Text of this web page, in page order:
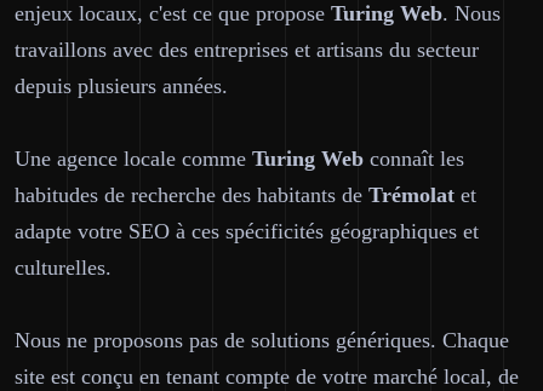
enjeux locaux, c'est ce que propose Turing Web. Nous
travaillons avec des entreprises et artisans du secteur
depuis plusieurs années.
Une agence locale comme Turing Web connaît les
habitudes de recherche des habitants de Trémolat et
adapte votre SEO à ces spécificités géographiques et
culturelles.
Nous ne proposons pas de solutions génériques. Chaque
site est conçu en tenant compte de votre marché local, de